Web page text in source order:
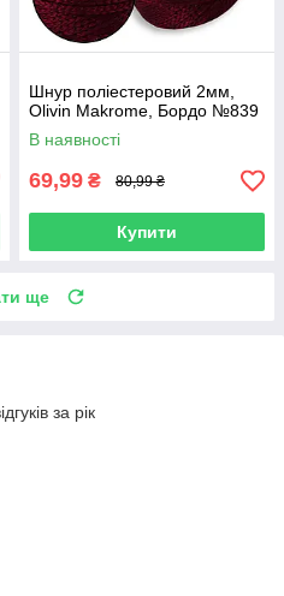
Шнур поліестеровий 2мм,
Olivin Makrome, Бордо №839
В наявності
69,99 ₴ 80,99 ₴
Купити
ще
за рік